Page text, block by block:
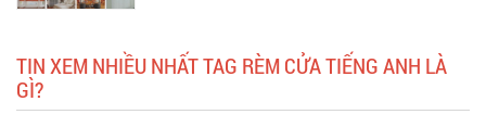
TIN XEM NHIỀU NHẤT TAG RÈM CỬA TIẾNG ANH LÀ
GÌ?